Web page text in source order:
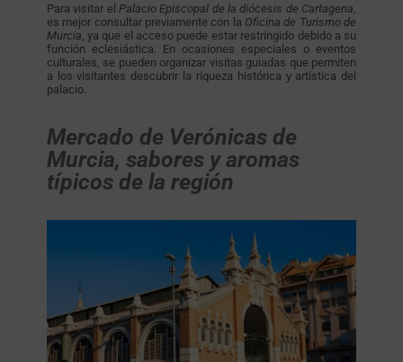
Para visitar el Palacio Episcopal de la diócesis de Cartagena
es mejor consultar previamente con la Oficina de Turismo de
Murcia , ya que el acceso puede estar restringido debido a su
función eclesiástica. En ocasiones especiales o eventos
culturales, se pueden organizar visitas guiadas que permiten
a los visitantes descubrir la riqueza histórica y artística del
palacio.
Mercado de Verónicas de
Murcia, sabores y aromas
típicos de la región